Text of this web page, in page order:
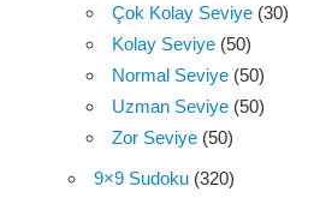
Çok Kolay Seviye (30)
Kolay Seviye (50)
Normal Seviye (50)
Uzman Seviye (50)
Zor Seviye (50)
9×9 Sudoku (320)